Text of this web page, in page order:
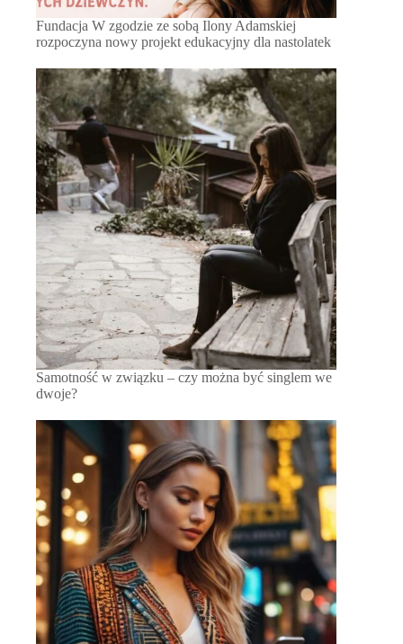
Fundacja W zgodzie ze sobą Ilony Adamskiej
rozpoczyna nowy projekt edukacyjny dla nastolatek
Samotność w związku – czy można być singlem we
dwoje?